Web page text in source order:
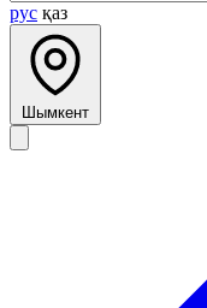
рус қаз
Шымкент